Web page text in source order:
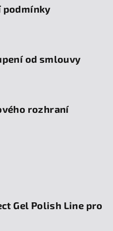
podmínky
od smlouvy
rozhraní
Gel Polish Line pro